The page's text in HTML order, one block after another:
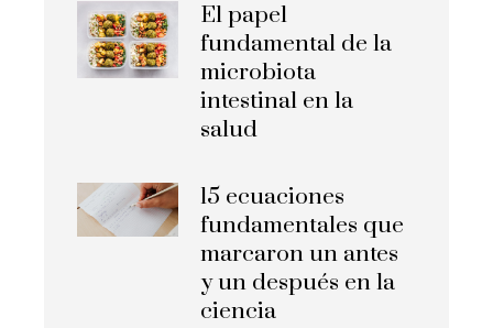
El papel
fundamental de la
microbiota
intestinal en la
salud
15 ecuaciones
fundamentales que
marcaron un antes
y un después en la
ciencia